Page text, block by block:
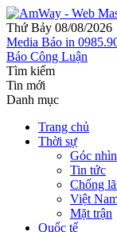
Thứ Bảy 08/08/2026
Media Báo in
Báo Công Luận
Tìm kiếm
Tin mới
Danh mục
Trang chủ
Thời sự
Góc nhìn
Tin tức
Chống
Việt
Mặt trận
Quốc tế